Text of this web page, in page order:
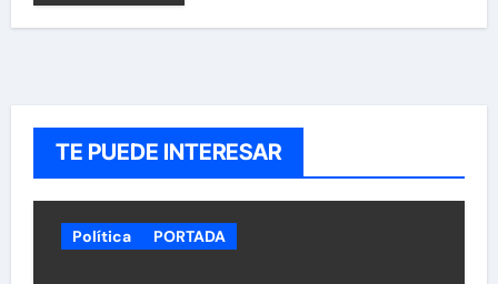
TE PUEDE INTERESAR
Política PORTADA